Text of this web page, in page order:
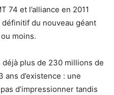
74 et l’alliance en 2011
définitif du nouveau géant
moins.
plus de 230 millions de
ans d’existence : une
d’impressionner tandis